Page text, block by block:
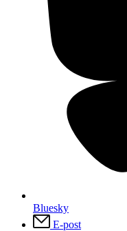
Bluesky
E-post